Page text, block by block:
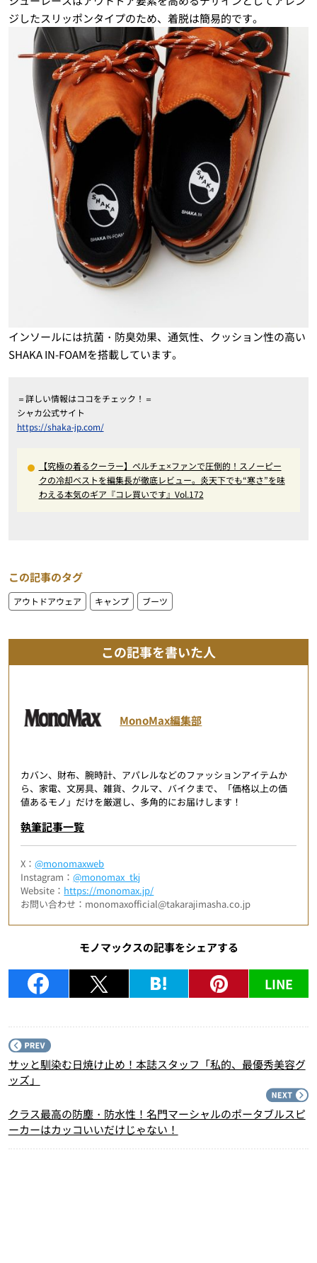
ジしたスリッポンタイプのため、着脱は簡易的です。
インソールには抗菌・防臭効果、通気性、クッション性の高い
SHAKA IN-FOAMを搭載しています。
＝詳しい情報はココをチェック！＝
シャカ公式サイト
https://shaka-jp.com/
【究極の着るクーラー】ペルチェ×ファンで圧倒的！スノーピー
クの冷却ベストを編集長が徹底レビュー。炎天下でも“寒さ”を味
わえる本気のギア『コレ買いです』Vol.172
この記事のタグ
アウトドアウェア キャンプ ブーツ
この記事を書いた人
MonoMax編集部
カバン、財布、腕時計、アパレルなどのファッションアイテムか
ら、家電、文房具、雑貨、クルマ、バイクまで、「価格以上の価
値あるモノ」だけを厳選し、多角的にお届けします！
執筆記事一覧
X：@monomaxweb
Instagram：@monomax_tkj
Website： https://monomax.jp/
お問い合わせ：monomaxofficial@takarajimasha.co.jp
モノマックスの記事をシェアする
LINE
サッと馴染む日焼け止め！本誌スタッフ「私的、最優秀美容グ
ッズ」
クラス最高の防塵・防水性！名門マーシャルのポータブルスピ
ーカーはカッコいいだけじゃない！